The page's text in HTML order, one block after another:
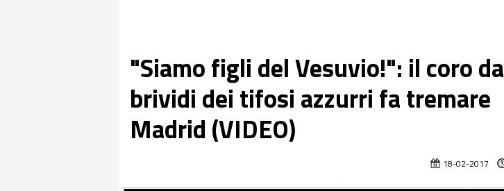
"Siamo figli del Vesuvio!": il coro da
brividi dei tifosi azzurri fa tremare
Madrid (VIDEO)
18-02-2017